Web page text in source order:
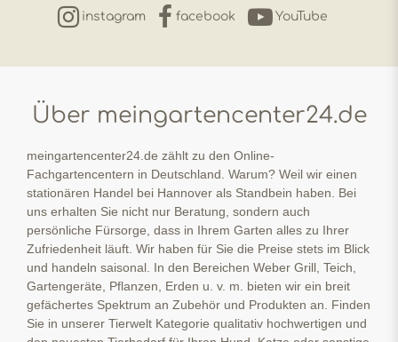
instagram facebook YouTube
Über meingartencenter24.de
meingartencenter24.de zählt zu den Online-
Fachgartencentern in Deutschland. Warum? Weil wir einen
stationären Handel bei Hannover als Standbein haben. Bei
uns erhalten Sie nicht nur Beratung, sondern auch
persönliche Fürsorge, dass in Ihrem Garten alles zu Ihrer
Zufriedenheit läuft. Wir haben für Sie die Preise stets im Blick
und handeln saisonal. In den Bereichen Weber Grill, Teich,
Gartengeräte, Pflanzen, Erden u. v. m. bieten wir ein breit
gefächertes Spektrum an Zubehör und Produkten an. Finden
Sie in unserer Tierwelt Kategorie qualitativ hochwertigen und